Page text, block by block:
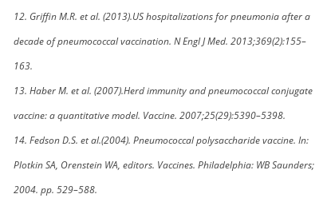
12. Griffin M.R. et al. (2013).US hospitalizations for pneumonia after a
decade of pneumococcal vaccination. N Engl J Med. 2013;369(2):155–
163.
13. Haber M. et al. (2007).Herd immunity and pneumococcal conjugate
vaccine: a quantitative model. Vaccine. 2007;25(29):5390–5398.
14. Fedson D.S. et al.(2004). Pneumococcal polysaccharide vaccine. In:
Plotkin SA, Orenstein WA, editors. Vaccines. Philadelphia: WB Saunders;
2004. pp. 529–588.